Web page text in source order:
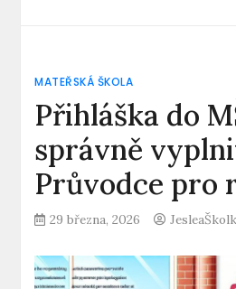
MATEŘSKÁ ŠKOLA
Přihláška do
správně
Průvodce pro
29 března, 2026